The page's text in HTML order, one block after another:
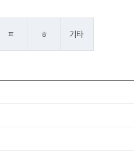
ㅍ ㅎ 기타